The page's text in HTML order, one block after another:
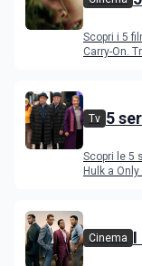
Scopri i 5
Carry-On.
Tv 5
Scopri le 5
Hulk a
Cinema I